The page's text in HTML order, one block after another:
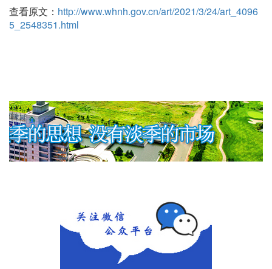
查看原文： http://www.whnh.gov.cn/art/2021/3/24/art_4096
5_2548351.html